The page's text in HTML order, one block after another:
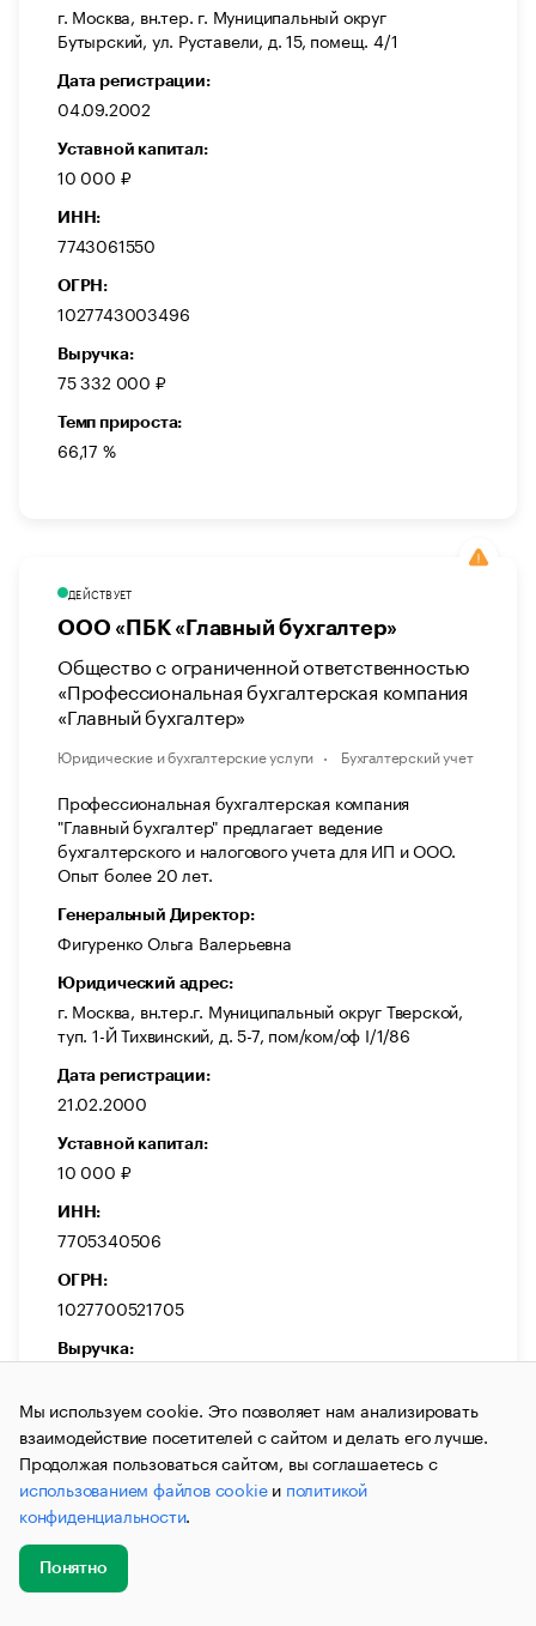
г. Москва, вн.тер. г. Муниципальный округ
Бутырский, ул. Руставели, д. 15, помещ. 4/1
Дата регистрации:
04.09.2002
Уставной капитал:
10 000 ₽
ИНН:
7743061550
ОГРН:
1027743003496
Выручка:
75 332 000 ₽
Темп прироста:
66,17 %
ДЕЙСТВУЕТ
ООО «ПБК «Главный бухгалтер»
Общество с ограниченной ответственностью
«Профессиональная бухгалтерская компания
«Главный бухгалтер»
Юридические и бухгалтерские услуги Бухгалтерский учет
Профессиональная бухгалтерская компания
"Главный бухгалтер" предлагает ведение
бухгалтерского и налогового учета для ИП и ООО.
Опыт более 20 лет.
Генеральный Директор:
Фигуренко Ольга Валерьевна
Юридический адрес:
г. Москва, вн.тер.г. Муниципальный округ Тверской,
туп. 1-Й Тихвинский, д. 5-7, пом/ком/оф I/1/86
Дата регистрации:
21.02.2000
Уставной капитал:
10 000 ₽
ИНН:
7705340506
ОГРН:
1027700521705
Выручка:
Темп прироста:
-39,29 %
ДЕЙСТВУЕТ
Мы используем cookie. Это позволяет нам анализировать
взаимодействие посетителей с сайтом и делать его лучше.
Продолжая пользоваться сайтом, вы соглашаетесь с
использованием файлов cookieи политикой
конфиденциальности.
Понятно